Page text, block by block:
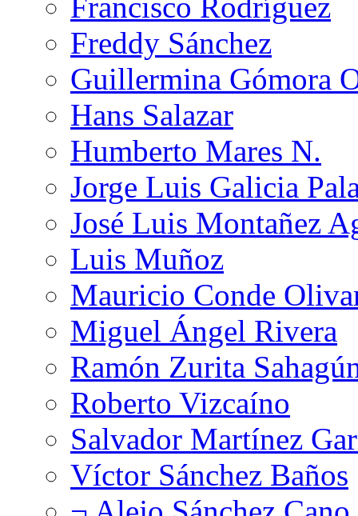
Freddy Sánchez
Guillermina Gómora
Hans Salazar
Humberto Mares N.
Jorge Luis Galicia
José Luis Montañez
Luis Muñoz
Mauricio Conde
Miguel Ángel Rivera
Ramón Zurita
Roberto Vizcaíno
Salvador Martínez
Víctor Sánchez Baños